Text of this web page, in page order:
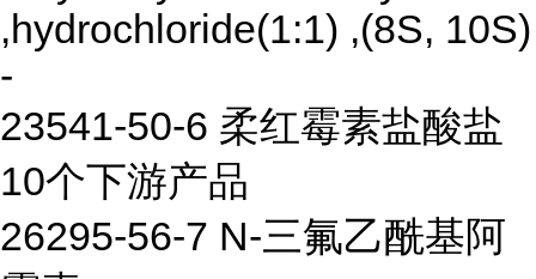
,hydrochloride(1:1) ,(8S, 10S)
-
23541-50-6 柔红霉素盐酸盐
10个下游产品
26295-56-7 N-三氟乙酰基阿